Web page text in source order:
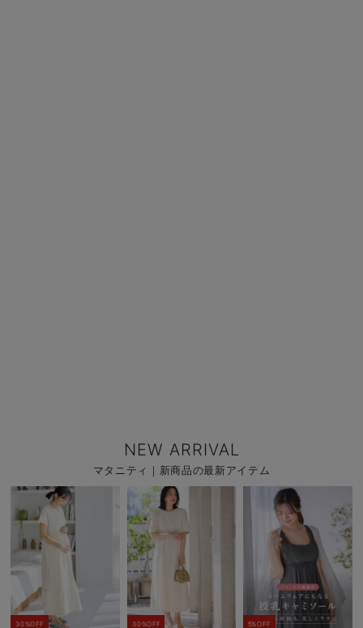
NEW ARRIVAL
マタニティ｜新商品の最新アイテム
30%OFF 30%OFF 5%OFF